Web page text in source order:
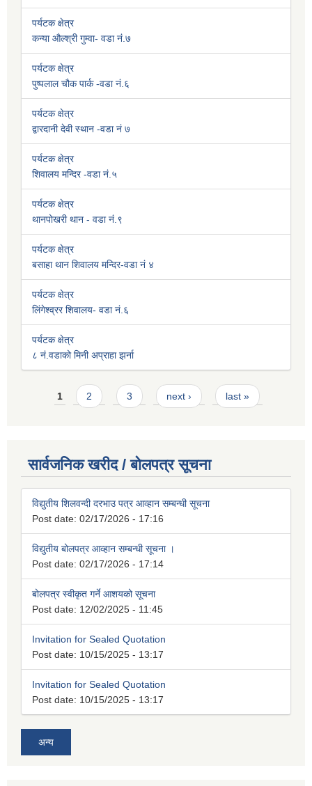
पर्यटक क्षेत्र
कन्या औल्श्री गुम्वा- वडा नं.७
पर्यटक क्षेत्र
पुष्पलाल चौक पार्क -वडा नं.६
पर्यटक क्षेत्र
द्वारदानी देवी स्थान -वडा नं ७
पर्यटक क्षेत्र
शिवालय मन्दिर -वडा नं.५
पर्यटक क्षेत्र
थानपोखरी थान - वडा नं.९
पर्यटक क्षेत्र
बसाहा थान शिवालय मन्दिर-वडा नं ४
पर्यटक क्षेत्र
लिंगेश्व्रर शिवालय- वडा नं.६
पर्यटक क्षेत्र
८ नं.वडाको मिनी अप्राहा झर्ना
Pages
1 2 3 next › last »
सार्वजनिक खरीद / बोलपत्र सूचना
विद्युतीय शिलवन्दी दरभाउ पत्र आव्हान सम्बन्धी सूचना
Post date: 02/17/2026 - 17:16
विद्युतीय बोलपत्र आव्हान सम्बन्धी सूचना ।
Post date: 02/17/2026 - 17:14
बोलपत्र स्वीकृत गर्ने आशयको सूचना
Post date: 12/02/2025 - 11:45
Invitation for Sealed Quotation
Post date: 10/15/2025 - 13:17
Invitation for Sealed Quotation
Post date: 10/15/2025 - 13:17
अन्य